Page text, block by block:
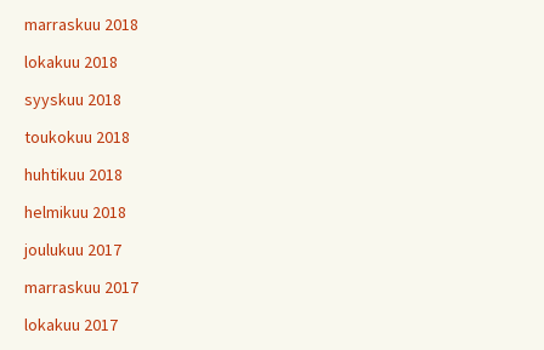
marraskuu 2018
lokakuu 2018
syyskuu 2018
toukokuu 2018
huhtikuu 2018
helmikuu 2018
joulukuu 2017
marraskuu 2017
lokakuu 2017